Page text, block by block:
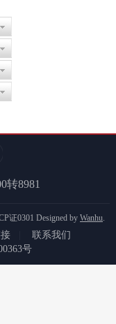
转8981
证0301 Designed by Wanhu.
联系我们
号